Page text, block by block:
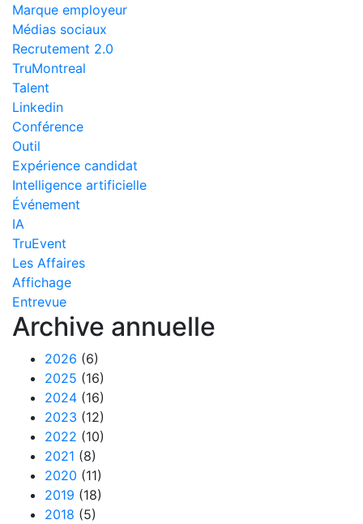
Marque employeur
Médias sociaux
Recrutement 2.0
TruMontreal
Talent
Linkedin
Conférence
Outil
Expérience candidat
Intelligence artificielle
Événement
IA
TruEvent
Les Affaires
Affichage
Entrevue
Archive annuelle
2026 (6)
2025 (16)
2024 (16)
2023 (12)
2022 (10)
2021 (8)
2020 (11)
2019 (18)
2018 (5)